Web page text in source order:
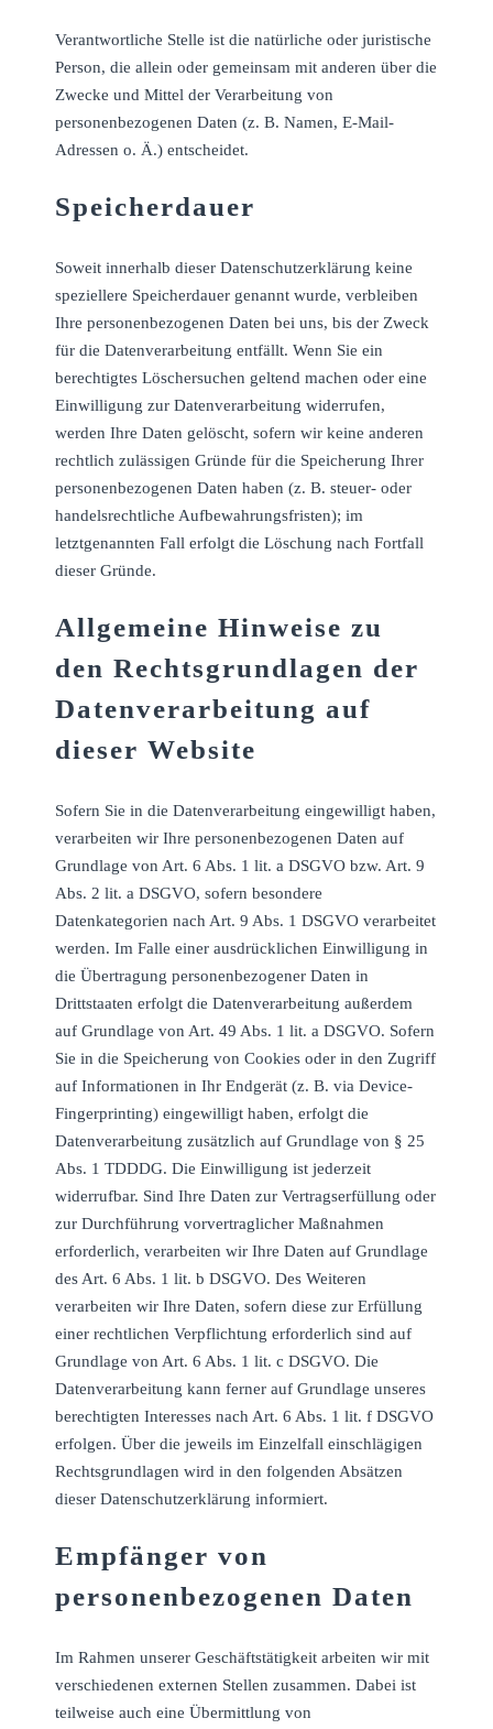
Verantwortliche Stelle ist die natürliche oder juristische
Person, die allein oder gemeinsam mit anderen über die
Zwecke und Mittel der Verarbeitung von
personenbezogenen Daten (z. B. Namen, E-Mail-
Adressen o. Ä.) entscheidet.
Speicherdauer
Soweit innerhalb dieser Datenschutzerklärung keine
speziellere Speicherdauer genannt wurde, verbleiben
Ihre personenbezogenen Daten bei uns, bis der Zweck
für die Datenverarbeitung entfällt. Wenn Sie ein
berechtigtes Löschersuchen geltend machen oder eine
Einwilligung zur Datenverarbeitung widerrufen,
werden Ihre Daten gelöscht, sofern wir keine anderen
rechtlich zulässigen Gründe für die Speicherung Ihrer
personenbezogenen Daten haben (z. B. steuer- oder
handelsrechtliche Aufbewahrungsfristen); im
letztgenannten Fall erfolgt die Löschung nach Fortfall
dieser Gründe.
Allgemeine Hinweise zu
den Rechtsgrundlagen der
Datenverarbeitung auf
dieser Website
Sofern Sie in die Datenverarbeitung eingewilligt haben,
verarbeiten wir Ihre personenbezogenen Daten auf
Grundlage von Art. 6 Abs. 1 lit. a DSGVO bzw. Art. 9
Abs. 2 lit. a DSGVO, sofern besondere
Datenkategorien nach Art. 9 Abs. 1 DSGVO verarbeitet
werden. Im Falle einer ausdrücklichen Einwilligung in
die Übertragung personenbezogener Daten in
Drittstaaten erfolgt die Datenverarbeitung außerdem
auf Grundlage von Art. 49 Abs. 1 lit. a DSGVO. Sofern
Sie in die Speicherung von Cookies oder in den Zugriff
auf Informationen in Ihr Endgerät (z. B. via Device-
Fingerprinting) eingewilligt haben, erfolgt die
Datenverarbeitung zusätzlich auf Grundlage von § 25
Abs. 1 TDDDG. Die Einwilligung ist jederzeit
widerrufbar. Sind Ihre Daten zur Vertragserfüllung oder
zur Durchführung vorvertraglicher Maßnahmen
erforderlich, verarbeiten wir Ihre Daten auf Grundlage
des Art. 6 Abs. 1 lit. b DSGVO. Des Weiteren
verarbeiten wir Ihre Daten, sofern diese zur Erfüllung
einer rechtlichen Verpflichtung erforderlich sind auf
Grundlage von Art. 6 Abs. 1 lit. c DSGVO. Die
Datenverarbeitung kann ferner auf Grundlage unseres
berechtigten Interesses nach Art. 6 Abs. 1 lit. f DSGVO
erfolgen. Über die jeweils im Einzelfall einschlägigen
Rechtsgrundlagen wird in den folgenden Absätzen
dieser Datenschutzerklärung informiert.
Empfänger von
personenbezogenen Daten
Im Rahmen unserer Geschäftstätigkeit arbeiten wir mit
verschiedenen externen Stellen zusammen. Dabei ist
teilweise auch eine Übermittlung von